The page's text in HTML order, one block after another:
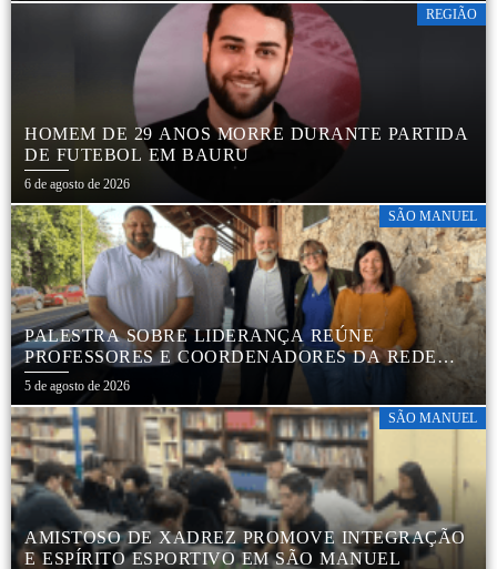
REGIÃO
HOMEM DE 29 ANOS MORRE DURANTE PARTIDA
DE FUTEBOL EM BAURU
6 de agosto de 2026
SÃO MANUEL
PALESTRA SOBRE LIDERANÇA REÚNE
PROFESSORES E COORDENADORES DA REDE
MUNICIPAL
5 de agosto de 2026
SÃO MANUEL
AMISTOSO DE XADREZ PROMOVE INTEGRAÇÃO
E ESPÍRITO ESPORTIVO EM SÃO MANUEL